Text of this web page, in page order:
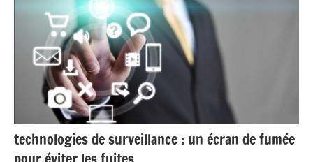
technologies de surveillance : un écran de fumée